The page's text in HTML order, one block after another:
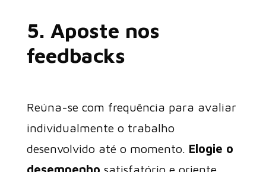
5. Aposte nos
feedbacks
Reúna-se com frequência para avaliar
individualmente o trabalho
desenvolvido até o momento. Elogie o
desempenho satisfatório e oriente